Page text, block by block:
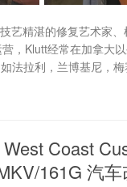
艺精湛的修复艺术家
，Klutt经常在加拿大
法拉利，兰博基尼，
Coast
161G 汽